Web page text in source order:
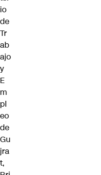
io
de
Tr
ab
ajo
y
E
m
pl
eo
de
Gu
jra
t,